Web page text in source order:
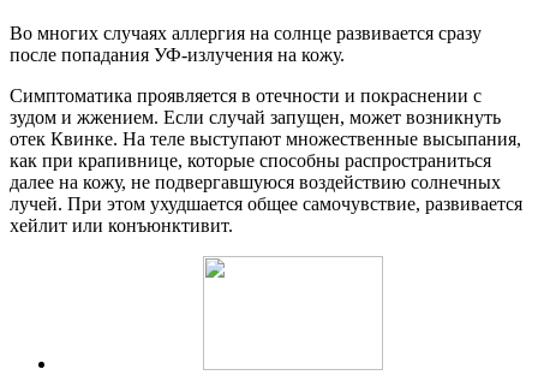
Во многих случаях аллергия на солнце развивается сразу
после попадания УФ-излучения на кожу.
Симптоматика проявляется в отечности и покраснении с
зудом и жжением. Если случай запущен, может возникнуть
отек Квинке. На теле выступают множественные высыпания,
как при крапивнице, которые способны распространиться
далее на кожу, не подвергавшуюся воздействию солнечных
лучей. При этом ухудшается общее самочувствие, развивается
хейлит или конъюнктивит.